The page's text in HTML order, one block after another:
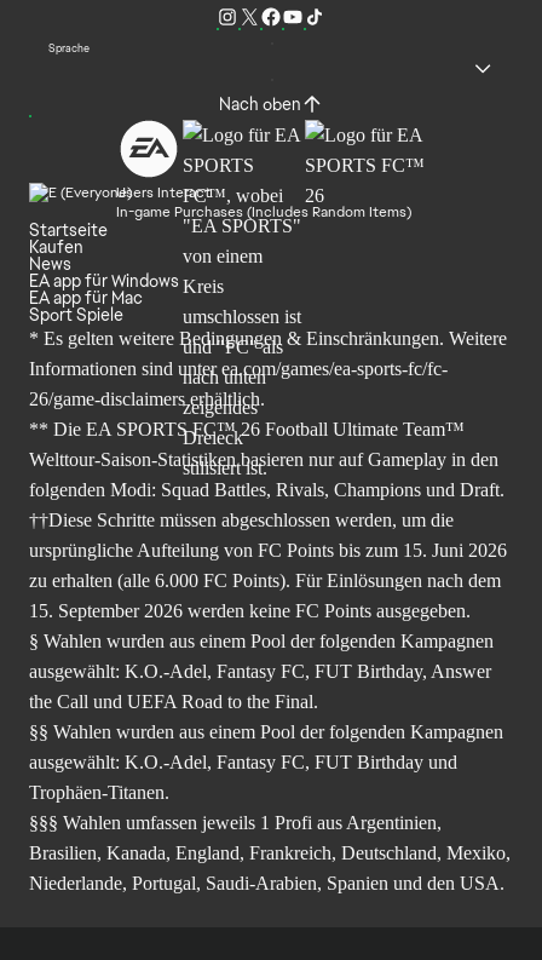
Sprache
Nach oben
Users Interact
In-game Purchases (Includes Random Items)
Startseite
Kaufen
News
EA app für Windows
EA app für Mac
Sport Spiele
* Es gelten weitere Bedingungen & Einschränkungen. Weitere
Informationen sind unterea.com/games/ea-sports-fc/fc-
26/game-disclaimers erhältlich.
** Die EA SPORTS FC™ 26 Football Ultimate Team™
Welttour-Saison-Statistiken basieren nur auf Gameplay in den
folgenden Modi: Squad Battles, Rivals, Champions und Draft.
††Diese Schritte müssen abgeschlossen werden, um die
ursprüngliche Aufteilung von FC Points bis zum 15. Juni 2026
zu erhalten (alle 6.000 FC Points). Für Einlösungen nach dem
15. September 2026 werden keine FC Points ausgegeben.
§ Wahlen wurden aus einem Pool der folgenden Kampagnen
ausgewählt: K.O.-Adel, Fantasy FC, FUT Birthday, Answer
the Call und UEFA Road to the Final.
§§ Wahlen wurden aus einem Pool der folgenden Kampagnen
ausgewählt: K.O.-Adel, Fantasy FC, FUT Birthday und
Trophäen-Titanen.
§§§ Wahlen umfassen jeweils 1 Profi aus Argentinien,
Brasilien, Kanada, England, Frankreich, Deutschland, Mexiko,
Niederlande, Portugal, Saudi-Arabien, Spanien und den USA.